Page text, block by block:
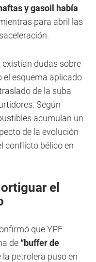
y gasoil había
para abril las
dudas sobre
el esquema aplicado
de la suba
Según
acumulan un
de la evolución
conflicto bélico en
el
que YPF
de “buffer de
petrolera puso en